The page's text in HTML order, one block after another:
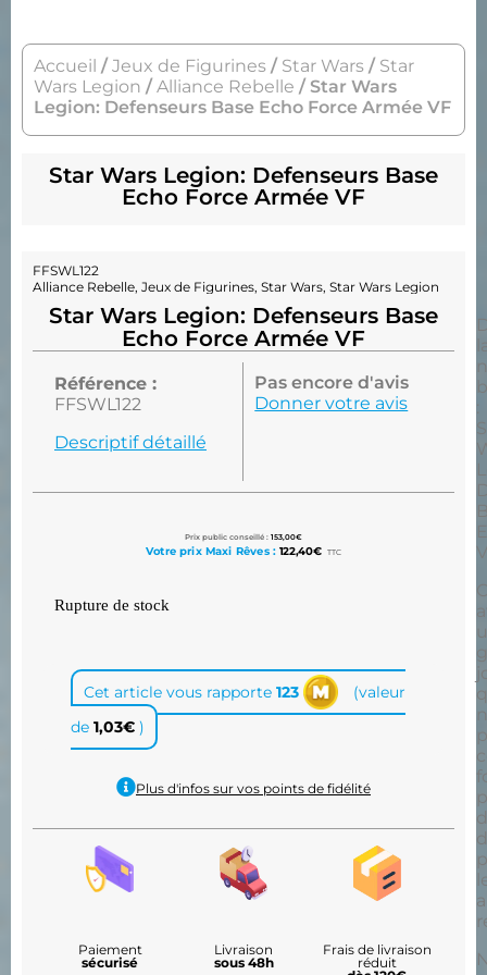
Accueil /Jeux de Figurines / Star Wars / Star
Wars Legion /Alliance Rebelle / Star Wars
Legion: Defenseurs Base Echo Force Armée VF
Star Wars Legion: Defenseurs Base
Echo Force Armée VF
:
FFSWL122
Alliance Rebelle, Jeux de Figurines, Star Wars, Star Wars Legion
Star Wars Legion: Defenseurs Base
Echo Force Armée VF
Référence :
FFSWL122
Descriptif détaillé
Pas encore d'avis
Donner votre avis
Prix public conseillé : 153,00€
Votre prix Maxi Rêves : 122,40€ TTC
Rupture de stock
Cet article vous rapporte 123
(valeur
de 1,03€ )
Plus d'infos sur vos points de fidélité
Paiement
sécurisé
Livraison
sous 48h
Frais de livraison
réduit